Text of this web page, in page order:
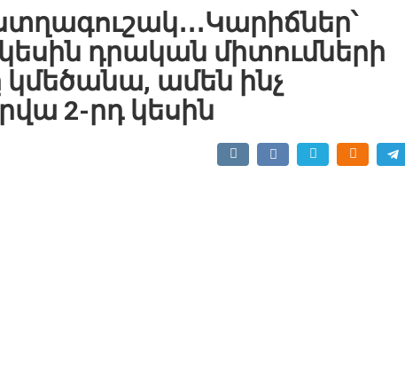
դրական միտումների
կմեծանա, ամեն ինչ
2-րդ կեսին